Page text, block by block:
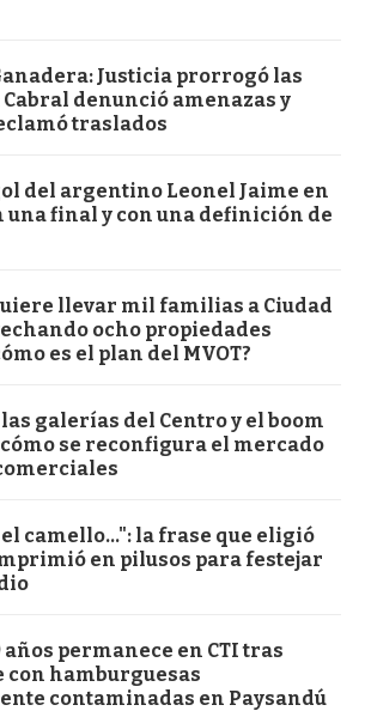
Justicia prorrogó las
denunció amenazas y
traslados
del argentino Leonel Jaime en
una final y con una definición de
llevar mil familias a Ciudad
ocho propiedades
es el plan del MVOT?
las galerías del Centro y el boom
se reconfigura el mercado
camello...": la frase que eligió
en pilusos para festejar
años permanece en CTI tras
hamburguesas
contaminadas en Paysandú